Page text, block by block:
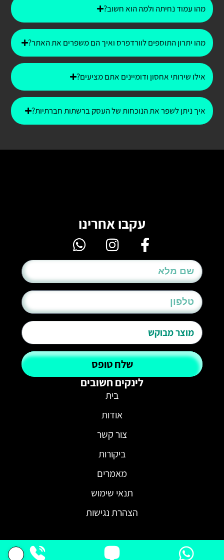
מהו עמוד נחיתה ולמה הוא חשוב?
מהו יתרון התוספים לוורדפרס ואיך הם משפרים את האתר?
אילו שירותי אחסון ודומיינים אתם מציעים?
איך ניתן לשפר את הנוכחות של העסק ברשתות חברתיות?
עקבו אחרינו
שלח טופס
לינקים חשובים
בית
אודות
צור קשר
ביקורות
מאמרים
תנאי שימוש
הצהרת נגישות